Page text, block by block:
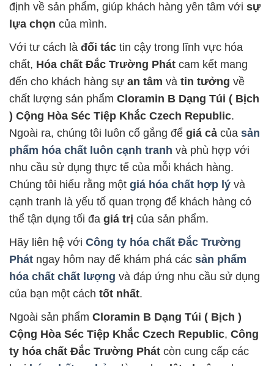
định về sản phẩm, giúp khách hàng yên tâm với sự
lựa chọn của mình.
Với tư cách là đối tác tin cậy trong lĩnh vực hóa
chất, Hóa chất Đắc Trường Phát cam kết mang
đến cho khách hàng sự an tâm và tin tưởng về
chất lượng sản phẩm Cloramin B Dạng Túi ( Bịch
) Cộng Hòa Séc Tiệp Khắc Czech Republic.
Ngoài ra, chúng tôi luôn cố gắng để giá cả của sản
phẩm hóa chất luôn cạnh tranh và phù hợp với
nhu cầu sử dụng thực tế của mỗi khách hàng.
Chúng tôi hiểu rằng một giá hóa chất hợp lý và
cạnh tranh là yếu tố quan trọng để khách hàng có
thể tận dụng tối đa giá trị của sản phẩm.
Hãy liên hệ với Công ty hóa chất Đắc Trường
Phát ngay hôm nay để khám phá các sản phẩm
hóa chất chất lượng và đáp ứng nhu cầu sử dụng
của bạn một cách tốt nhất.
Ngoài sản phẩm Cloramin B Dạng Túi ( Bịch )
Cộng Hòa Séc Tiệp Khắc Czech Republic, Công
ty hóa chất Đắc Trường Phát còn cung cấp các